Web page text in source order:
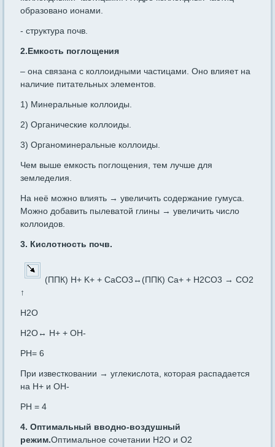
образовано ионами.
- структура почв.
2.Емкость поглощения
– она связана с коллоидными частицами. Оно влияет на
наличие питательных элементов.
1) Минеральные коллоиды.
2) Органические коллоиды.
3) Органоминеральные коллоиды.
Чем выше емкость поглощения, тем лучше для
земледелия.
На неё можно влиять → увеличить содержание гумуса.
Можно добавить пылеватой глины → увеличить число
коллоидов.
3. Кислотность почв.
(ППК) H+ K+ + CaCO3↔(ППК) Ca+ + H2CO3 → CO2
↑
H2O
H2O↔ H+ + OH-
PH= 6
При известковании → углекислота, которая распадается
на H+ и OH-
PH = 4
4. Оптимальный вводно-воздушный
режим.Оптимальное сочетании H2O и O2